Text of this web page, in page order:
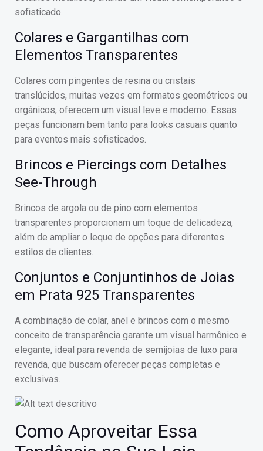
sofisticado.
Colares e Gargantilhas com
Elementos Transparentes
Colares com pingentes de resina ou cristais
translúcidos, muitas vezes em formatos geométricos ou
orgânicos, oferecem um visual leve e moderno. Essas
peças funcionam bem tanto para looks casuais quanto
para eventos mais sofisticados.
Brincos e Piercings com Detalhes
See-Through
Brincos de argola ou de pino com elementos
transparentes proporcionam um toque de delicadeza,
além de ampliar o leque de opções para diferentes
estilos de clientes.
Conjuntos e Conjuntinhos de Joias
em Prata 925 Transparentes
A combinação de colar, anel e brincos com o mesmo
conceito de transparência garante um visual harmônico e
elegante, ideal para revenda de semijoias de luxo para
revenda, que buscam oferecer peças completas e
exclusivas.
Como Aproveitar Essa